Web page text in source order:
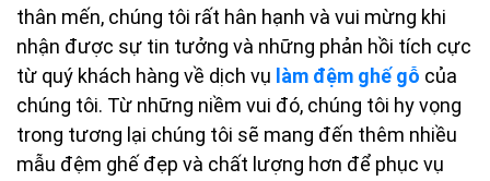
thân mến, chúng tôi rất hân hạnh và vui mừng khi
nhận được sự tin tưởng và những phản hồi tích cực
từ quý khách hàng về dịch vụ làm đệm ghế gỗ của
chúng tôi. Từ những niềm vui đó, chúng tôi hy vọng
trong tương lại chúng tôi sẽ mang đến thêm nhiều
mẫu đệm ghế đẹp và chất lượng hơn để phục vụ